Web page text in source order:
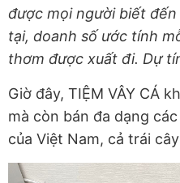
được mọi người biết
tại, doanh số ước tính
thơm được xuất đi. Dự
Giờ đây, TIỆM VÂY CÁ
mà còn bán đa dạng
của Việt Nam, cả trái